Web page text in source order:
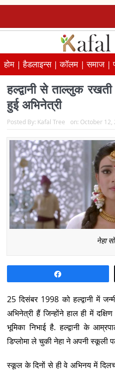
होम |हैडलाइन्स |कॉलम |समाज |
हल्द्वानी से ताल्लुक
हुई अभिनेत्री
Posted By: Kafal Tree on: October 12,
नेहा
25 दिसंबर 1998 को हल्द्वानी में
अभिनेत्री हैं जिन्होंने हाल ही में
भूमिका निभाई है. हल्द्वानी के
डिप्लोमा ले चुकी नेहा ने अपनी स्कूली
स्कूल के दिनों से ही वे अभिनय में